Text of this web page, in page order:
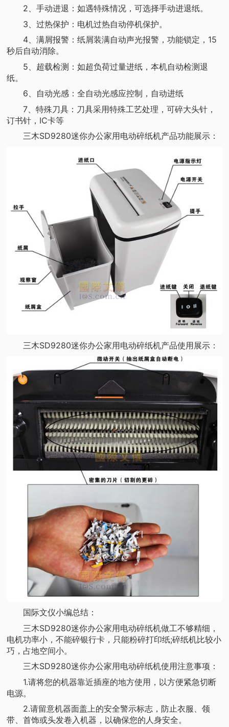
2、手动进退：如遇特殊情况，可选择手动进退纸。
3、过热保护：电机过热自动停机保护。
4、满屑报警：纸屑装满自动声光报警，功能锁定，15
秒后自动消除。
5、超载检测：如超负荷过量进纸，本机自动检测退
纸。
6、自动光感：全自动光感应控制，自动进纸
7、特殊刀具：刀具采用特殊工艺处理，可碎大头针，
订书针，IC卡等
三木SD9280迷你办公家用电动碎纸机产品功能展示：
三木SD9280迷你办公家用电动碎纸机产品使用展示：
国际文仪小编总结：
三木SD9280迷你办公家用电动碎纸机做工不够精细，
电机功率小，不能碎银行卡，只能粉碎打印纸;碎纸机比较小
巧，占地空间小。
三木SD9280迷你办公家用电动碎纸机使用注意事项：
1.请将您的机器靠近插座的地方使用，以方便紧急切断
电源。
2.请留意机器面盖上的安全警示标志，防止衣服、领
带、首饰或头发卷入机器，以确保您的人身安全。